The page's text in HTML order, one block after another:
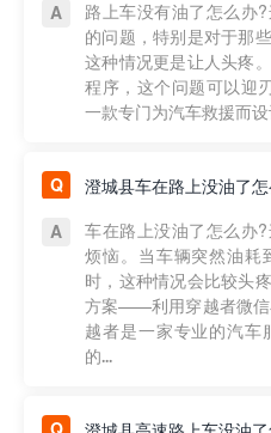
路上车没有油了怎么办
的问题，特别是对于那
这种情况更是让人头疼
程序，这个问题可以迎
一款专门为汽车救援而
澄城县车在路上没油了
车在路上没油了怎么办
烦恼。当车辆突然油耗
时，这种情况会比较头
方案——利用穿越者微信
越者是一家专业的汽车
的...